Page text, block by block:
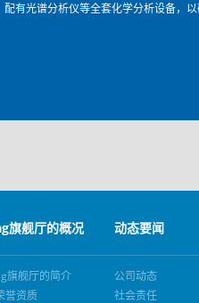
有光谱分析仪等全套化学分析设备，
旗舰厅的概况 动态要闻
旗舰厅的简介
誉资质
公司动态
社会责任